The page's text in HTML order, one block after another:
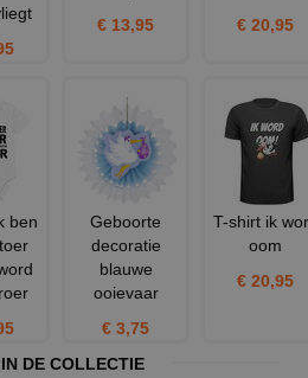
€ 13,95
€ 20,95
ben
Geboorte
decoratie
blauwe
ooievaar
€ 3,75
T-shirt ik
oom
€ 20,95
DE COLLECTIE